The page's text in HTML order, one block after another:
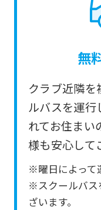
無
クラブ近隣
ルバスを運行
れてお住まい
様も安心して
※曜日によって
※スクールバス
ざいます。